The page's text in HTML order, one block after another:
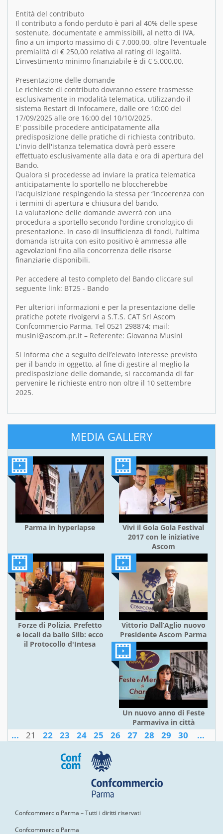
Entità del contributo
Il contributo a fondo perduto è pari al 40% delle spese
sostenute, documentate e ammissibili, al netto di IVA,
fino a un importo massimo di € 7.000,00, oltre l’eventuale
premialità di € 250,00 relativa al rating di legalità.
L’investimento minimo finanziabile è di € 5.000,00.
Presentazione delle domande
Le richieste di contributo dovranno essere trasmesse
esclusivamente in modalità telematica, utilizzando il
sistema Restart di Infocamere, dalle ore 10:00 del
17/09/2025 alle ore 16:00 del 10/10/2025.
E' possibile procedere anticipatamente alla
predisposizione delle pratiche di richiesta contributo.
L'invio dell'istanza telematica dovrà però essere
effettuato esclusivamente alla data e ora di apertura del
Bando.
Qualora si procedesse ad inviare la pratica telematica
anticipatamente lo sportello ne bloccherebbe
l'acquisizione respingendo la stessa per “incoerenza con
i termini di apertura e chiusura del bando.
La valutazione delle domande avverrà con una
procedura a sportello secondo l’ordine cronologico di
presentazione. In caso di insufficienza di fondi, l’ultima
domanda istruita con esito positivo è ammessa alle
agevolazioni fino alla concorrenza delle risorse
finanziarie disponibili.
Per accedere al testo completo del Bando cliccare sul
seguente link: BT25 - Bando
Per ulteriori informazioni e per la presentazione delle
pratiche potete rivolgervi a S.T.S. CAT Srl Ascom
Confcommercio Parma, Tel 0521 298874; mail:
musini@ascom.pr.it – Referente: Giovanna Musini
Si informa che a seguito dell’elevato interesse previsto
per il bando in oggetto, al fine di gestire al meglio la
predisposizione delle domande, si raccomanda di far
pervenire le richieste entro non oltre il 10 settembre
2025.
MEDIA GALLERY
Parma in hyperlapse
Vivi il Gola Gola Festival
2017 con le iniziative
Ascom
Forze di Polizia, Prefetto
e locali da ballo Silb: ecco
il Protocollo d'Intesa
Vittorio Dall’Aglio nuovo
Presidente Ascom Parma
Un nuovo anno di Feste
Parmaviva in città
... 21 22 23 24 25 26 27 28 29 30 ...
Confcommercio Parma – Tutti i diritti riservati
Confcommercio Parma